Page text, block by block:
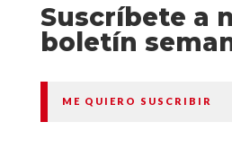
Suscríbete a
boletín
ME QUIERO SUSCRIBIR